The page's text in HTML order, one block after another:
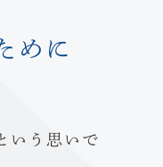
めに
いう思いで